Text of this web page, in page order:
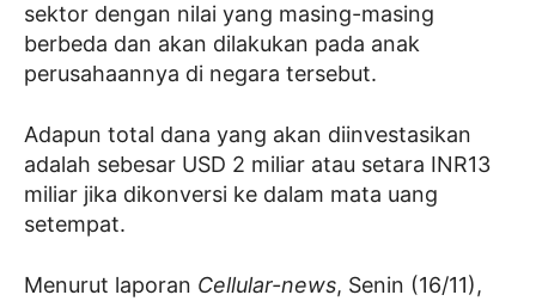
sektor dengan nilai yang masing-masing
berbeda dan akan dilakukan pada anak
perusahaannya di negara tersebut.
Adapun total dana yang akan diinvestasikan
adalah sebesar USD 2 miliar atau setara INR13
miliar jika dikonversi ke dalam mata uang
setempat.
Menurut laporan Cellular-news, Senin (16/11),